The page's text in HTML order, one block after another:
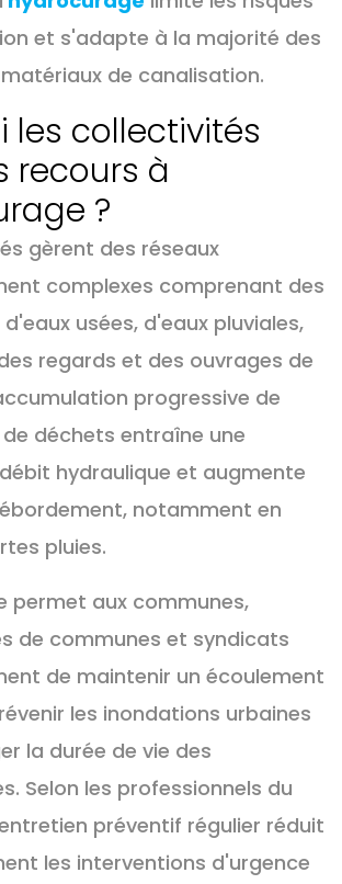
et s'adapte à la majorité des
de canalisation.
les collectivités
recours à
?
gèrent des réseaux
complexes comprenant des
usées, d'eaux pluviales,
regards et des ouvrages de
progressive de
déchets entraîne une
hydraulique et augmente
notamment en
pluies.
permet aux communes,
de communes et syndicats
de maintenir un écoulement
les inondations urbaines
la durée de vie des
Selon les professionnels du
préventif régulier réduit
les interventions d'urgence